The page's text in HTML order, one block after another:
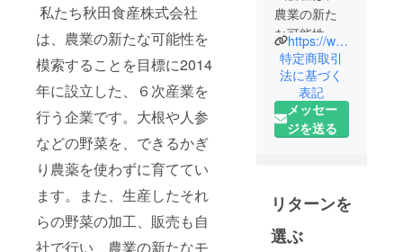
私たち秋田食産株式会社
は、農業の新たな可能性を
模索することを目標に2014
年に設立した、６次産業を
行う企業です。大根や人参
などの野菜を、できるかぎ
り農薬を使わずに育ててい
ます。また、生産したそれ
らの野菜の加工、販売も自
社で行い、農業の新たなモ
農業の新た
な可能性を
模索するこ
とを目標に
2014年に設
立した、６
次産業を行
人参などの
野菜を、で
きるかぎり
https://www.misato-mark.co.jp/
特定商取引
法に基づく
表記
メッセー
ジを送る
リターンを
選ぶ